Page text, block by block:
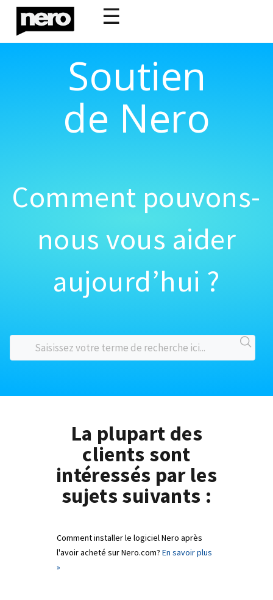
☰
Soutien
de Nero
Comment pouvons-
nous vous aider
aujourd’hui ?
La plupart des
clients sont
intéressés par les
sujets suivants :
Comment installer le logiciel Nero après
l'avoir acheté sur Nero.com? En savoir plus
»